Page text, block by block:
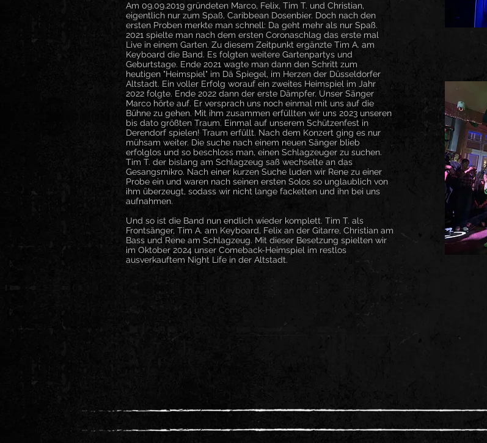
Am 09.09.2019 gründeten Marco, Felix, Tim T. und Christian,
eigentlich nur zum Spaß, Caribbean Dosenbier. Doch nach den
ersten Proben merkte man schnell: Da geht mehr als nur Spaß.
2021 spielte man nach dem ersten Coronaschlag das erste mal
Live in einem Garten. Zu diesem Zeitpunkt ergänzte Tim A. am
Keyboard die Band. Es folgten weitere Gartenpartys und
Geburtstage. Ende 2021 wagte man dann den Schritt zum
heutigen "Heimspiel" im Dä Spiegel, im Herzen der Düsseldorfer
Altstadt. Ein voller Erfolg worauf ein zweites Heimspiel im Jahr
2022 folgte. Ende 2022 dann der erste Dämpfer. Unser Sänger
Marco hörte auf. Er versprach uns noch einmal mit uns auf die
Bühne zu gehen. Mit ihm zusammen erfüllten wir uns 2023 unseren
bis dato größten Traum. Einmal auf unserem Schützenfest in
Derendorf spielen! Traum erfüllt. Nach dem Konzert ging es nur
mühsam weiter. Die suche nach einem neuen Sänger blieb
erfolglos und so beschloss man, einen Schlagzeuger zu suchen.
Tim T. der bislang am Schlagzeug saß wechselte an das
Gesangsmikro. Nach einer kurzen Suche luden wir Rene zu einer
Probe ein und waren nach seinen ersten Solos so unglaublich von
ihm überzeugt, sodass wir nicht lange fackelten und ihn bei uns
aufnahmen.
Und so ist die Band nun endlich wieder komplett. Tim T. als
Frontsänger, Tim A. am Keyboard, Felix an der Gitarre, Christian am
Bass und Rene am Schlagzeug. Mit dieser Besetzung spielten wir
im Oktober 2024 unser Comeback-Heimspiel im restlos
ausverkauftem Night Life in der Altstadt.